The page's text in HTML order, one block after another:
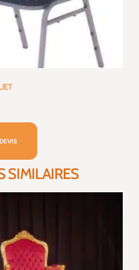
SIMILAIRES